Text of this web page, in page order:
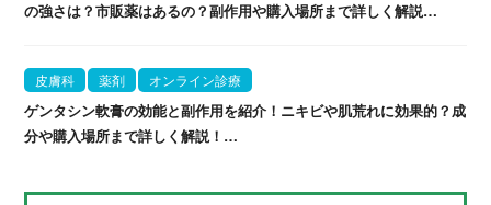
の強さは？市販薬はあるの？副作用や購入場所まで詳しく解説…
皮膚科 薬剤 オンライン診療
ゲンタシン軟膏の効能と副作用を紹介！ニキビや肌荒れに効果的？成
分や購入場所まで詳しく解説！…